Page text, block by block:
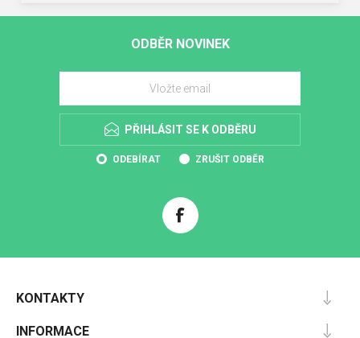
ODBĚR NOVINEK
PŘIHLÁSIT SE K ODBĚRU
ODEBÍRAT ZRUŠIT ODBĚR
KONTAKTY
INFORMACE